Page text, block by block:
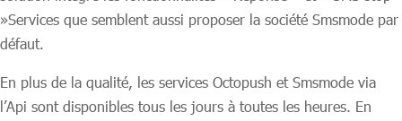
»Services que semblent aussi proposer la société Smsmode par
défaut.
En plus de la qualité, les services Octopush et Smsmode via
l’Api sont disponibles tous les jours à toutes les heures. En